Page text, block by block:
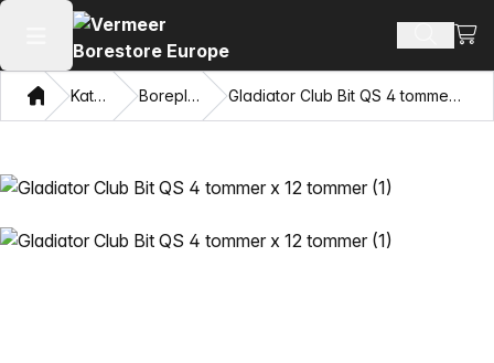
Åbn hovedmenuen SøgSe
Hjem Katalog Boreplader Gladiator Club Bit QS 4 tommer x 12 tommer